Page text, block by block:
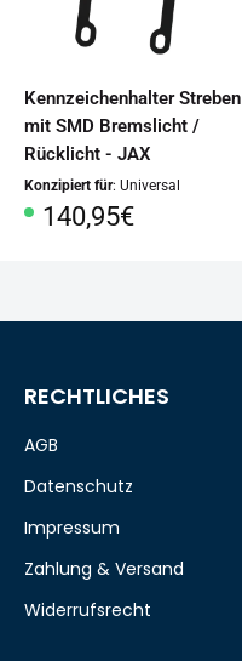
Kennzeichenhalter Streben
mit SMD Bremslicht /
Rücklicht - JAX
Konzipiert für: Universal
Sonderpreis
140,95€
RECHTLICHES
AGB
Datenschutz
Impressum
Zahlung & Versand
Widerrufsrecht